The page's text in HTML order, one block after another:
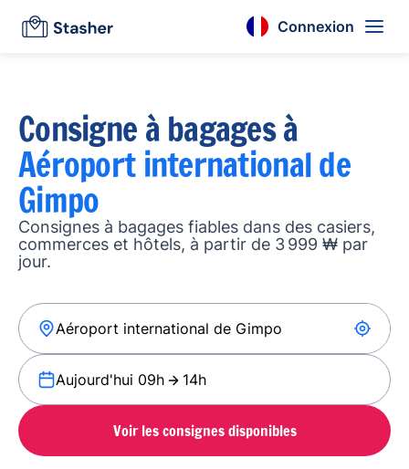
Connexion
Consigne à bagages à
Aéroport international de
Gimpo
Consignes à bagages fiables dans des casiers,
commerces et hôtels, à partir de 3 999 ₩ par
jour.
Aujourd'hui 09h 14h
Voir les consignes disponibles